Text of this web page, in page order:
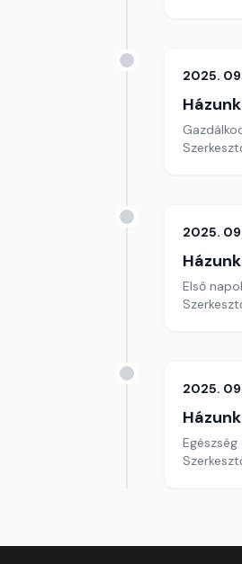
2025.
2025.
Első
2025.